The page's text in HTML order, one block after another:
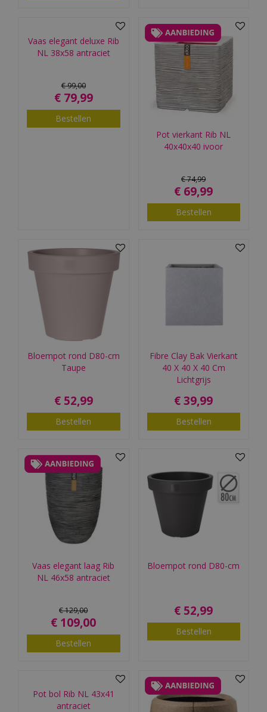
Vaas elegant deluxe Rib
NL 38x58 antraciet
€99,00
€ 79,99
Bestellen
Pot vierkant Rib NL
40x40x40 ivoor
€74,99
€ 69,99
Bestellen
Bloempot rond D80-cm
Taupe
€ 52,99
Bestellen
Fibre Clay Bak Vierkant
40 X 40 X 40 Cm
Lichtgrijs
€ 39,99
Bestellen
Vaas elegant laag Rib
NL 46x58 antraciet
€129,00
€ 109,00
Bestellen
Bloempot rond D80-cm
€ 52,99
Bestellen
Pot bol Rib NL 43x41
antraciet